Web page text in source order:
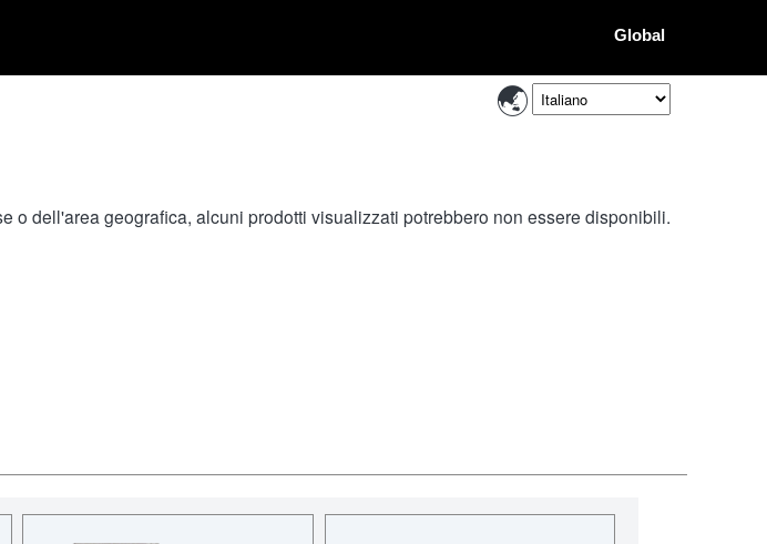
Global
o dell'area geografica, alcuni prodotti visualizzati potrebbero non essere disponibili.